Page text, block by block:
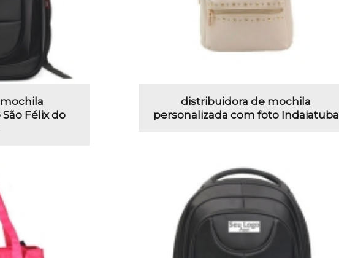
Félix do
distribuidora de mochila
personalizada com foto Indaiatuba